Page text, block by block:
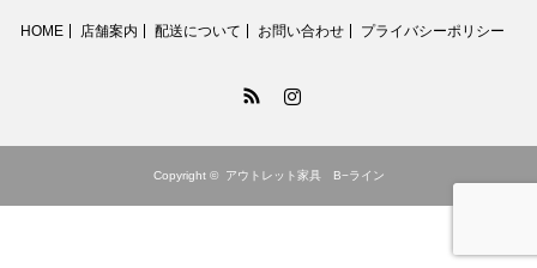
HOME 店舗案内 配送について お問い合わせ プライバシーポリシー
Copyright © アウトレット家具 B−ライン